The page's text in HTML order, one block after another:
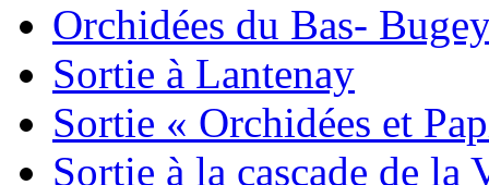
Orchidées du Bas-
Sortie à Lantenay
Sortie « Orchidées et
Sortie à la cascade de la